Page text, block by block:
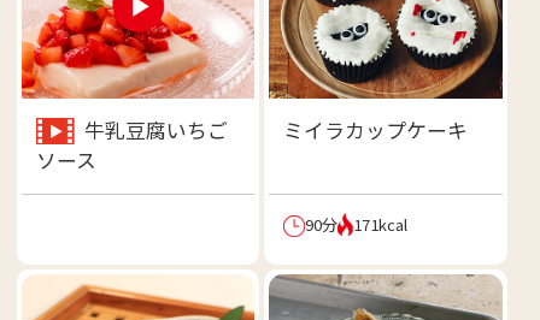
牛乳豆腐いちご
ソース
ミイラカップケーキ
90分 171kcal